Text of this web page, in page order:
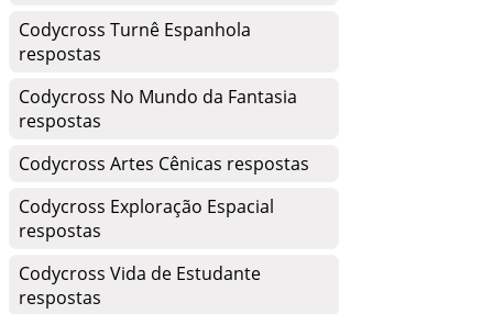
Codycross Turnê Espanhola
respostas
Codycross No Mundo da Fantasia
respostas
Codycross Artes Cênicas respostas
Codycross Exploração Espacial
respostas
Codycross Vida de Estudante
respostas